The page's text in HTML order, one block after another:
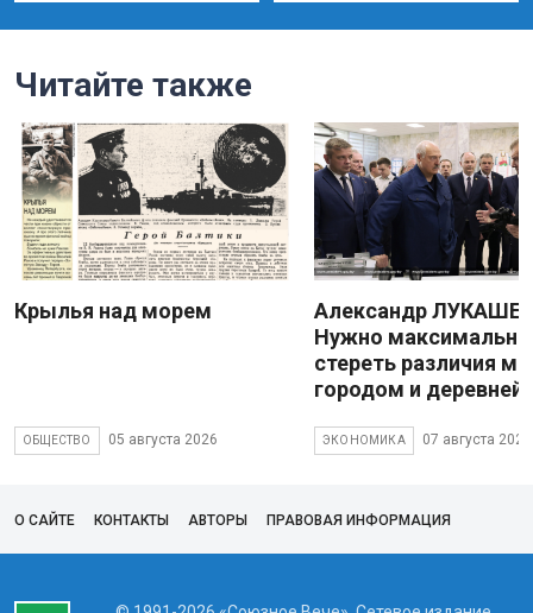
Читайте также
Крылья над морем
ОБЩЕСТВО 05 августа 2026
Александр
Нужно максимально
стереть различия
городом и деревней
ЭКОНОМИКА 07 августа 2026
О САЙТЕ КОНТАКТЫ АВТОРЫ ПРАВОВАЯ ИНФОРМАЦИЯ